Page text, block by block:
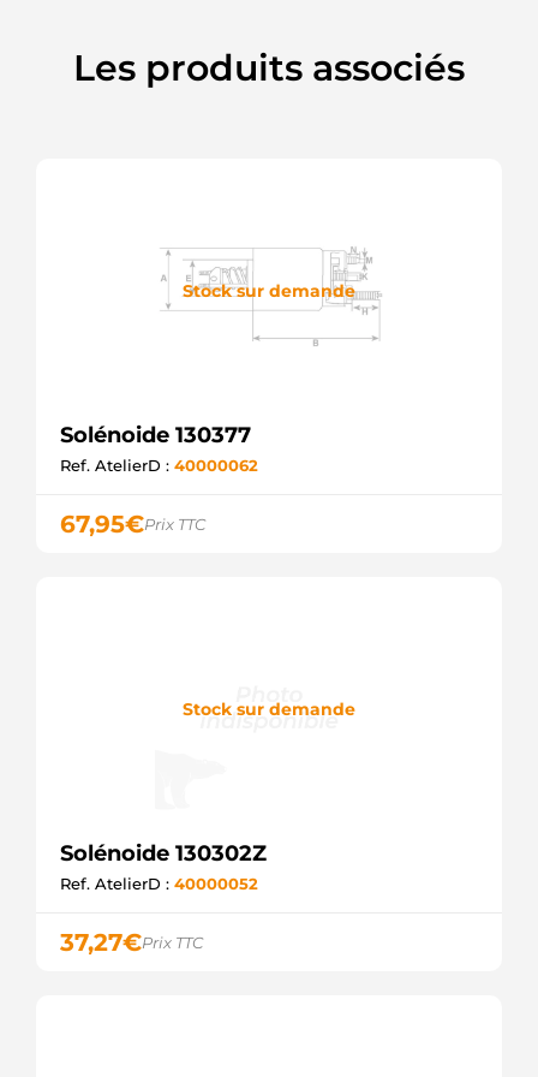
Les produits associés
Stock sur demande
Solénoide 130377
Ref. AtelierD : 40000062
67,95€Prix TTC
Stock sur demande
Solénoide 130302Z
Ref. AtelierD : 40000052
37,27€Prix TTC